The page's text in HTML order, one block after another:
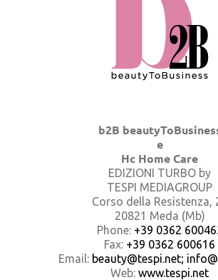
b2B
e
Hc Home Care
EDIZIONI TURBO by
TESPI MEDIAGROUP
Corso della Resistenza,
20821 Meda (Mb)
Phone: +39 0362
Fax: +39 0362 600616
Email: beauty@tespi.net;
Web: www.tespi.net